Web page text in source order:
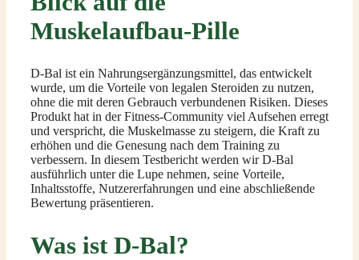
Muskelaufbau-Pille
D-Bal ist ein Nahrungsergänzungsmittel, das entwickelt
wurde, um die Vorteile von legalen Steroiden zu nutzen,
ohne die mit deren Gebrauch verbundenen Risiken. Dieses
Produkt hat in der Fitness-Community viel Aufsehen erregt
und verspricht, die Muskelmasse zu steigern, die Kraft zu
erhöhen und die Genesung nach dem Training zu
verbessern. In diesem Testbericht werden wir D-Bal
ausführlich unter die Lupe nehmen, seine Vorteile,
Inhaltsstoffe, Nutzererfahrungen und eine abschließende
Bewertung präsentieren.
Was ist D-Bal?